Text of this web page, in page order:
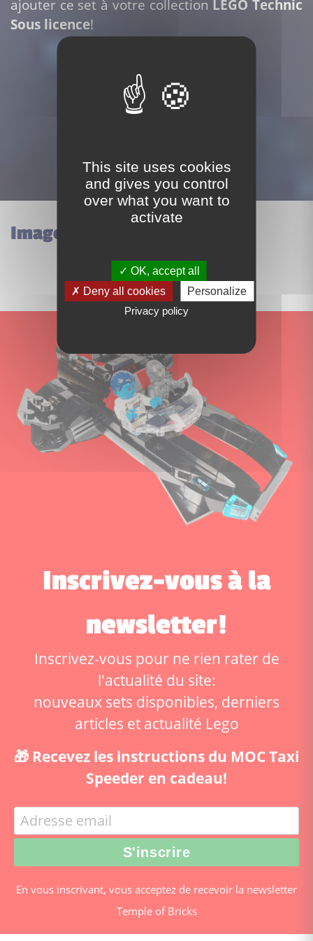
ajouter ce set à votre collection LEGO Technic
Sous licence!
Acheter ce set
Images du set Lego 42206
Inscrivez-vous à la
newsletter!
Inscrivez-vous pour ne rien rater de
l'actualité du site:
nouveaux sets disponibles, derniers
articles et actualité Lego
🎁 Recevez les instructions du MOC Taxi
Speeder en cadeau!
En vous inscrivant, vous acceptez de recevoir la newsletter
Temple of Bricks
This site uses cookies
and gives you control
over what you want to
activate
OK, accept all
Deny all cookies
Personalize
Privacy policy